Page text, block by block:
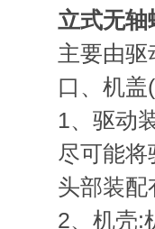
立式无轴
主要由驱
口、机
1、驱动
尽可能将
头部装配
2、机壳: